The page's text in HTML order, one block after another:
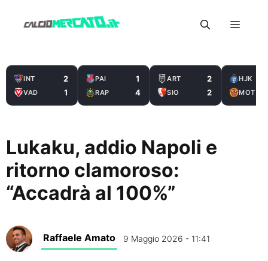
Menu
INT 2
VAD 1
PAI 1
RAP 4
ART 2
SIO 2
HJK
MOT
Lukaku, addio Napoli e
ritorno clamoroso:
“Accadrà al 100%”
Raffaele Amato 9 Maggio 2026 - 11:41